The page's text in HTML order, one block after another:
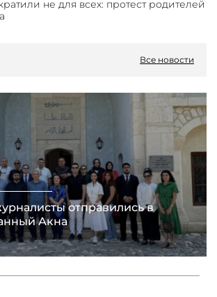
не для всех: протест родителей
Все новости
отправились в
Акна